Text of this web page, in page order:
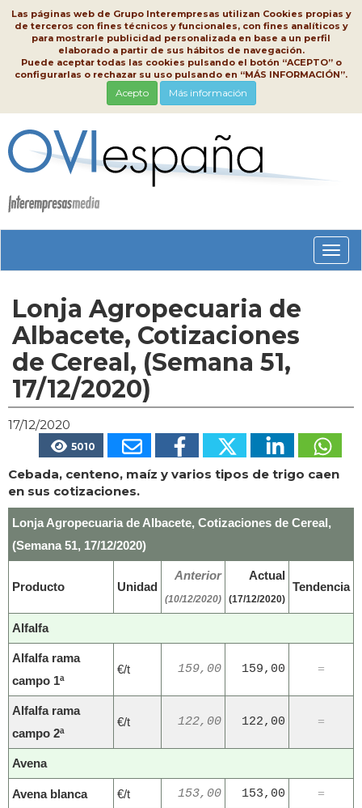
Las páginas web de Grupo Interempresas utilizan Cookies propias y
de terceros con fines técnicos y funcionales, con fines analíticos y
para mostrarle publicidad personalizada en base a un perfil
elaborado a partir de sus hábitos de navegación.
Puede aceptar todas las cookies pulsando el botón “ACEPTO” o
configurarlas o rechazar su uso pulsando en “MÁS INFORMACIÓN”.
Acepto Más información
Lonja Agropecuaria de
Albacete, Cotizaciones
de Cereal, (Semana 51,
17/12/2020)
17/12/2020
5010
Cebada, centeno, maíz y varios tipos de trigo caen
en sus cotizaciones.
Lonja Agropecuaria de Albacete, Cotizaciones de Cereal,
(Semana 51, 17/12/2020)
Producto Unidad
Anterior
(10/12/2020)
Actual
(17/12/2020)
Tendencia
Alfalfa
Alfalfa rama
campo 1ª
€/t 159,00 159,00 =
Alfalfa rama
campo 2ª
€/t 122,00 122,00 =
Avena
Avena blanca €/t 153,00 153,00 =